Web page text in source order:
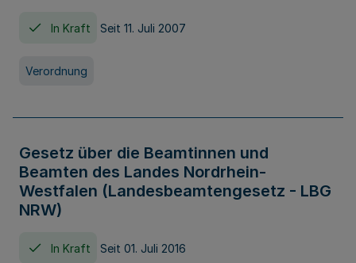
In Kraft Seit 11. Juli 2007
Verordnung
Gesetz über die Beamtinnen und
Beamten des Landes Nordrhein-
Westfalen (Landesbeamtengesetz - LBG
NRW)
In Kraft Seit 01. Juli 2016